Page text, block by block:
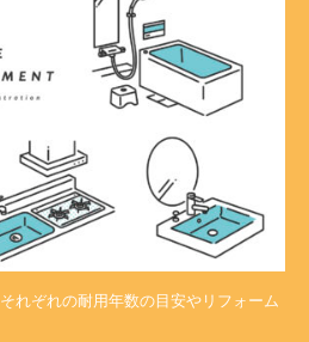
れぞれの耐用年数の目安やリフォーム